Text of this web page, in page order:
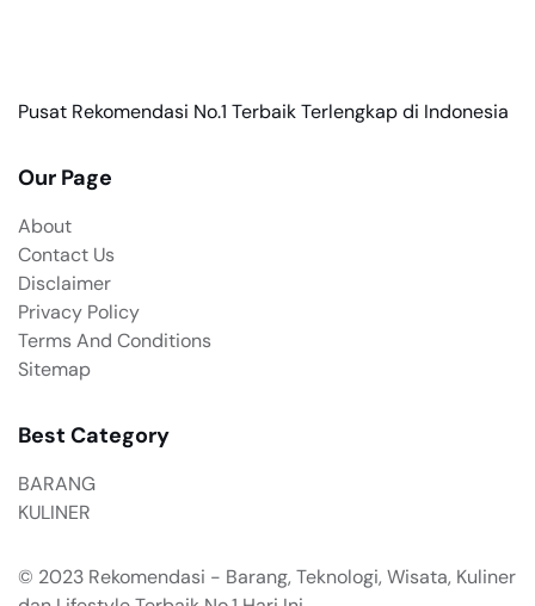
Pusat Rekomendasi No.1 Terbaik Terlengkap di Indonesia
Our Page
About
Contact Us
Disclaimer
Privacy Policy
Terms And Conditions
Sitemap
Best Category
BARANG
KULINER
© 2023 Rekomendasi - Barang, Teknologi, Wisata, Kuliner